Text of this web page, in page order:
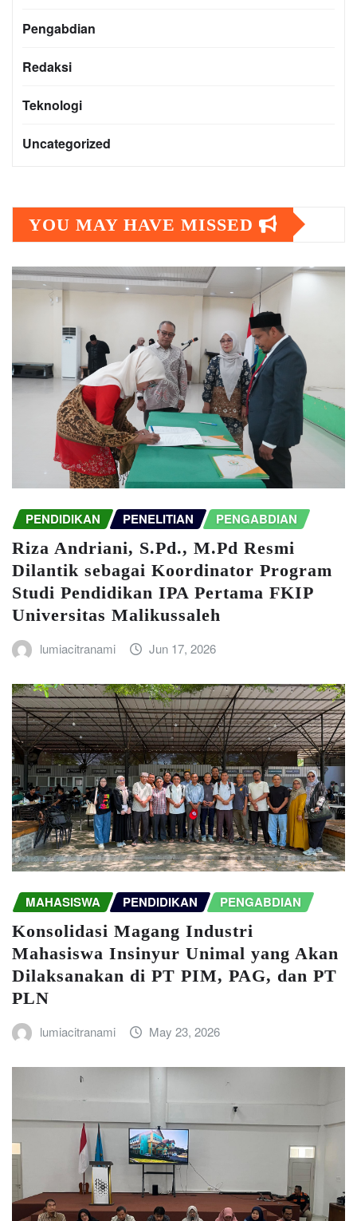
Pengabdian
Redaksi
Teknologi
Uncategorized
YOU MAY HAVE MISSED
PENDIDIKAN PENELITIAN PENGABDIAN
Riza Andriani, S.Pd., M.Pd Resmi
Dilantik sebagai Koordinator Program
Studi Pendidikan IPA Pertama FKIP
Universitas Malikussaleh
lumiacitranami Jun 17, 2026
MAHASISWA PENDIDIKAN PENGABDIAN
Konsolidasi Magang Industri
Mahasiswa Insinyur Unimal yang Akan
Dilaksanakan di PT PIM, PAG, dan PT
PLN
lumiacitranami May 23, 2026